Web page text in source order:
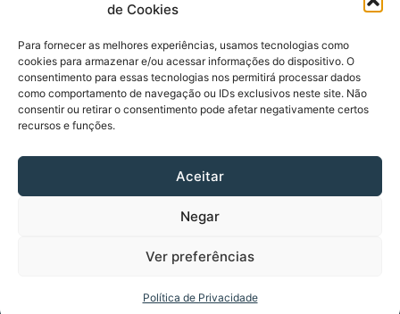
de Cookies
Para fornecer as melhores experiências, usamos tecnologias como
cookies para armazenar e/ou acessar informações do dispositivo. O
consentimento para essas tecnologias nos permitirá processar dados
como comportamento de navegação ou IDs exclusivos neste site. Não
consentir ou retirar o consentimento pode afetar negativamente certos
recursos e funções.
Aceitar
Negar
Ver preferências
Política de Privacidade
Página Inicial
Política de Privacidade
Termos de Uso
Sobre
Contato
CONTATO
contato@diariodelinks.com.br
Reservados